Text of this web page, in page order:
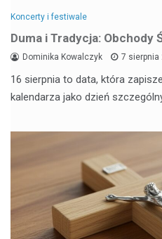
Koncerty i festiwale
Duma i Tradycja: Obchody
Dominika Kowalczyk 7 sierpnia
16 sierpnia to data, która
kalendarza jako dzień szczególny